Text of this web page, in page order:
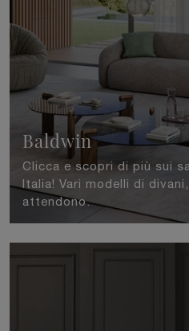
Baldwin
Clicca e scopri di più sui
Italia! Vari modelli di
attendono.